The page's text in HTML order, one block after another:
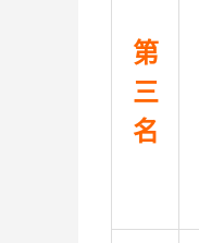
第
三
名